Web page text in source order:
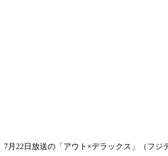
7月22日放送の「アウト×デラックス」（フ